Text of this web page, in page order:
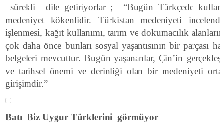
sürekli dile getiriyorlar ; “Bugün Türkçede
medeniyet kökenlidir. Türkistan medeniyeti
işlenmesi, kağıt kullanımı, tarım ve dokumacılık
çok daha önce bunları sosyal yaşantısının bir parçası
belgeleri mevcuttur. Bugün yaşananlar, Çin’in
ve tarihsel önemi ve derinliği olan bir medeniyeti
girişimdir.”
Batı Biz Uygur Türklerini görmüyor